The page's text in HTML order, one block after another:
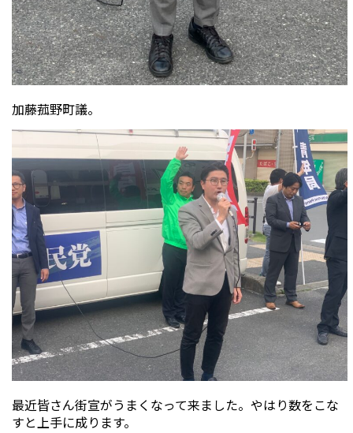
加藤菰野町議。
最近皆さん街宣がうまくなって来ました。やはり数をこな
すと上手に成ります。